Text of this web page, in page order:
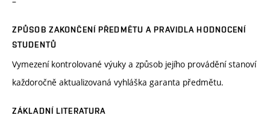
ZPŮSOB ZAKONČENÍ PŘEDMĚTU A PRAVIDLA HODNOCENÍ
STUDENTŮ
Vymezení kontrolované výuky a způsob jejího provádění stanoví
každoročně aktualizovaná vyhláška garanta předmětu.
ZÁKLADNÍ LITERATURA